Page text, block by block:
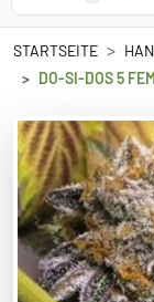
STARTSEITE
DO-SI-DOS 5